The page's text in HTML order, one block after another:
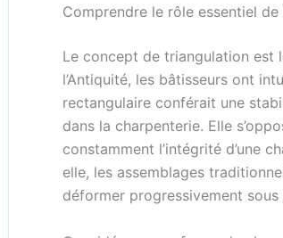
Comprendre le rôle essentiel
Le concept de triangulation est
l’Antiquité, les bâtisseurs ont
rectangulaire conférait une
dans la charpenterie. Elle
constamment l’intégrité d’une
elle, les assemblages
déformer progressivement